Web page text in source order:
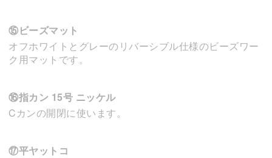
⑮ビーズマット
オフホワイトとグレーのリバーシブル仕様のビーズワー
ク用マットです。
⑯指カン 15号 ニッケル
Cカンの開閉に使います。
⑰平ヤットコ